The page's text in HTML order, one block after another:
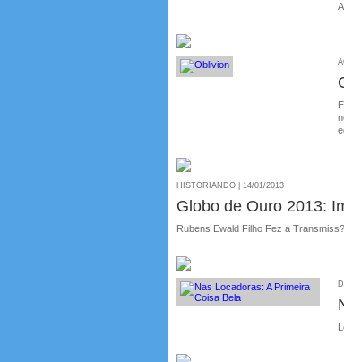
HISTORIANDO | 14/01/2013
Globo de Ouro 2013:
Rubens Ewald Filho Fez a